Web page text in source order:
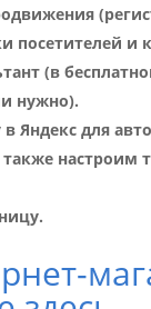
посетителей и
(в
нужно).
Яндекс для
также